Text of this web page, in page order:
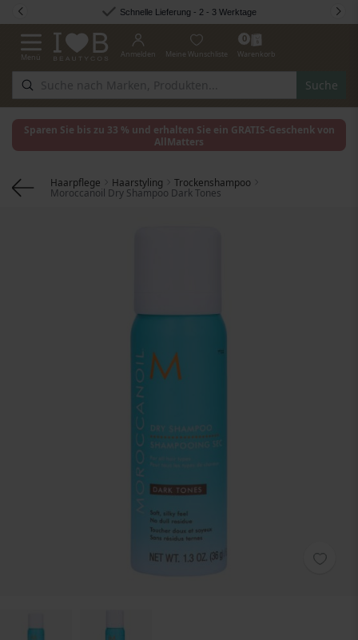
Zum Inhalt springen Schnelle Lieferung - 2 - 3 Werktage
Navigation umschalten
Menü
Suche
Anmelden Meine Wunschliste
0
Warenkorb
Sparen Sie bis zu 33 % und erhalten Sie ein GRATIS-Geschenk von
AllMatters
Haarpflege Haarstyling
Trockenshampoo
Moroccanoil Dry Shampoo Dark Tones